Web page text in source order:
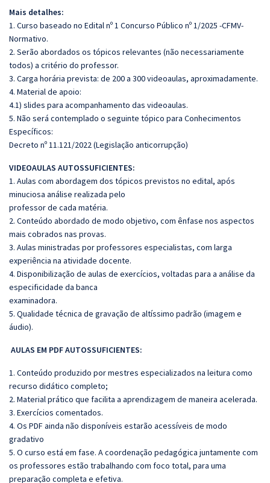
Mais detalhes:
1. Curso baseado no Edital nº 1 Concurso Público nº 1/2025 -CFMV-
Normativo.
2. Serão abordados os tópicos relevantes (não necessariamente
todos) a critério do professor.
3. Carga horária prevista: de 200 a 300 videoaulas, aproximadamente.
4. Material de apoio:
4.1) slides para acompanhamento das videoaulas.
5. Não será contemplado o seguinte tópico para Conhecimentos
Específicos:
Decreto nº 11.121/2022 (Legislação anticorrupção)
VIDEOAULAS AUTOSSUFICIENTES:
1. Aulas com abordagem dos tópicos previstos no edital, após
minuciosa análise realizada pelo
professor de cada matéria.
2. Conteúdo abordado de modo objetivo, com ênfase nos aspectos
mais cobrados nas provas.
3. Aulas ministradas por professores especialistas, com larga
experiência na atividade docente.
4. Disponibilização de aulas de exercícios, voltadas para a análise da
especificidade da banca
examinadora.
5. Qualidade técnica de gravação de altíssimo padrão (imagem e
áudio).
AULAS EM PDF AUTOSSUFICIENTES:
1. Conteúdo produzido por mestres especializados na leitura como
recurso didático completo;
2. Material prático que facilita a aprendizagem de maneira acelerada.
3. Exercícios comentados.
4. Os PDF ainda não disponíveis estarão acessíveis de modo
gradativo
5. O curso está em fase. A coordenação pedagógica juntamente com
os professores estão trabalhando com foco total, para uma
preparação completa e efetiva.